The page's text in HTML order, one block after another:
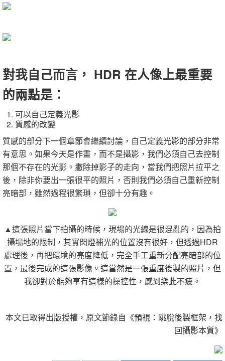
對我自己而言， HDR 在人像上最重要
的兩點是：
可以自己定義光影
質感的改變
質感的部分下一個章節會繼續討論，自己定義光影的部分非常
有意思。如果今天是作畫，而不是攝影，我們必須自己去控制
那個不存在的光影。撇除掉影子的走向，當我們把照片拉平之
後，除非你要出一張很平的照片，否則我們必須自己重新控制
亮暗部，雖然過程很繁瑣，但卻十分有趣。
▲這張照片當下拍攝的時候，現場的光線是很混亂的，因為拍
攝場地的限制，其實閃燈補光的位置沒有很好，但透過HDR
處理後，再把環境的亮度降低，完全手工重新分配亮暗部的位
置，最後完成的這張影像。這當然是一張重度後製的照片，但
我卻對於能夠享有這樣的操控性，感到樂此不疲。
本文已取得出版授權，原文節錄自《預視：跳脫後製框架，找
回攝影本質》